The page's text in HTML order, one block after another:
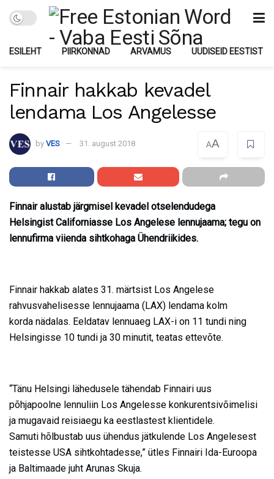
ESILEHT PIIRKONNAD ARVAMUS UUDISEID EESTIST
Finnair hakkab kevadel
lendama Los Angelesse
by VES 31. august 2018 AA
Finnair alustab järgmisel kevadel otselendudega
Helsingist Californiasse Los Angelese lennujaama; tegu on
lennufirma viienda sihtkohaga Ühendriikides.
Finnair hakkab alates 31. märtsist Los Angelese
rahvusvahelisesse lennujaama (LAX) lendama kolm
korda nädalas. Eeldatav lennuaeg LAX-i on 11 tundi ning
Helsingisse 10 tundi ja 30 minutit, teatas ettevõte.
“Tänu Helsingi lähedusele tähendab Finnairi uus
põhjapoolne lennuliin Los Angelesse konkurentsivõimelisi
ja mugavaid reisiaegu ka eestlastest klientidele.
Samuti hõlbustab uus ühendus jätkulende Los Angelesest
teistesse USA sihtkohtadesse,” ütles Finnairi Ida-Euroopa
ja Baltimaade juht Arunas Skuja.